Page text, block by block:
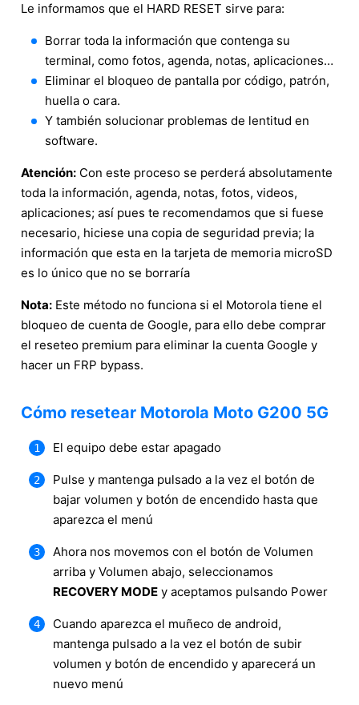
Le informamos que el HARD RESET sirve para:
Borrar toda la información que contenga su
terminal, como fotos, agenda, notas, aplicaciones…
Eliminar el bloqueo de pantalla por código, patrón,
huella o cara.
Y también solucionar problemas de lentitud en
software.
Atención: Con este proceso se perderá absolutamente
toda la información, agenda, notas, fotos, videos,
aplicaciones; así pues te recomendamos que si fuese
necesario, hiciese una copia de seguridad previa; la
información que esta en la tarjeta de memoria microSD
es lo único que no se borraría
Nota: Este método no funciona si el Motorola tiene el
bloqueo de cuenta de Google, para ello debe comprar
el reseteo premium para eliminar la cuenta Google y
hacer un FRP bypass.
Cómo resetear Motorola Moto G200 5G
El equipo debe estar apagado
Pulse y mantenga pulsado a la vez el botón de
bajar volumen y botón de encendido hasta que
aparezca el menú
Ahora nos movemos con el botón de Volumen
arriba y Volumen abajo, seleccionamos
RECOVERY MODE y aceptamos pulsando Power
Cuando aparezca el muñeco de android,
mantenga pulsado a la vez el botón de subir
volumen y botón de encendido y aparecerá un
nuevo menú